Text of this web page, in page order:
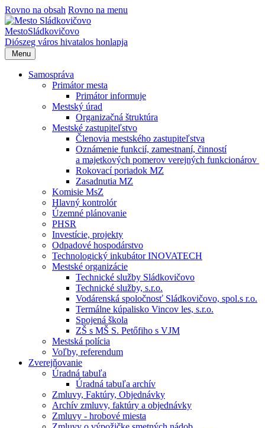
Rovno na obsah Rovno na menu
MestoSládkovičovo
Diószeg város hivatalos honlapja
Menu
Samospráva
Primátor mesta
Primátor informuje
Mestský úrad
Organizačná štruktúra
Mestské zastupiteľstvo
Členovia mestského zastupiteľstva
Oznámenie funkcií, zamestnaní, činností
a majetkových pomerov verejných funkcionárov
Rokovací poriadok MZ
Zasadnutia MZ
Komisie MsZ
Hlavný kontrolór
Územné plánovanie
PHSR
Investície, projekty
Odpadové hospodárstvo
Technologický inkubátor INOVATECH
Mestské organizácie
Technické služby Sládkovičovo
Technické služby, s.r.o.
Vodárenská spoločnosť Sládkovičovo, spol.s r.o.
Termálne kúpalisko Vincov les, s.r.o.
Spojená škola
ZŠ s MŠ S. Petőfiho s VJM
Mestská polícia
Voľby, referendum
Zverejňovanie
Úradná tabuľa
Úradná tabuľa archív
Zmluvy, Faktúry, Objednávky
Archív zmluvy, faktúry a objednávky
Zmluvy - hrobové miesta